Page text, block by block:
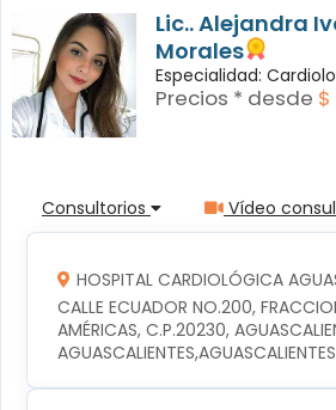
Lic.. Alejandra
Morales
Especialidad:
Precios * desde $
Consultorios Vídeo
HOSPITAL CARDIOLÓGICA
CALLE ECUADOR NO.200,
AMÉRICAS, C.P.20230,
AGUASCALIENTES,AGUASCALIENTES